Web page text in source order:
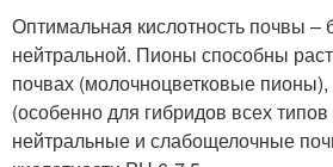
Оптимальная кислотность почвы –
нейтральной. Пионы способны
почвах (молочноцветковые
(особенно для гибридов всех
нейтральные и слабощелочные